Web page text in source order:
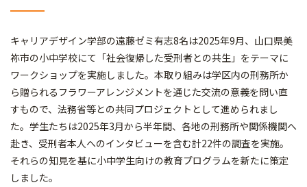
キャリアデザイン学部の遠藤ゼミ有志8名は2025年9月、山口県美
祢市の小中学校にて「社会復帰した受刑者との共生」をテーマに
ワークショップを実施しました。本取り組みは学区内の刑務所か
ら贈られるフラワーアレンジメントを通じた交流の意義を問い直
すもので、法務省等との共同プロジェクトとして進められまし
た。学生たちは2025年3月から半年間、各地の刑務所や関係機関へ
赴き、受刑者本人へのインタビューを含む計22件の調査を実施。
それらの知見を基に小中学生向けの教育プログラムを新たに策定
しました。